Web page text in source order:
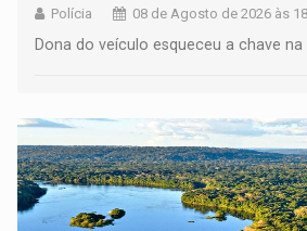
Polícia 08 de Agosto de 2026 às
Dona do veículo esqueceu a chave na